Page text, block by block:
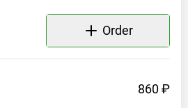
Order
860 ₽